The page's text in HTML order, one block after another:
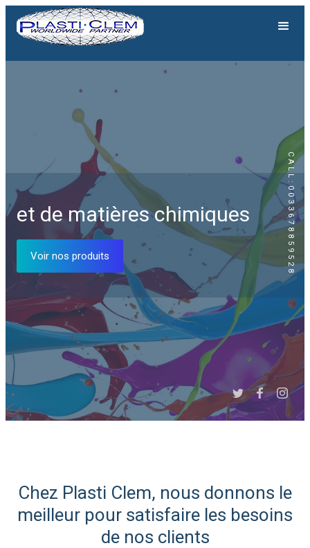
CALL:0033678859528
et de matières chimiques
Voir nos produits
Expert Afrique du Nord et
de l'Ouest
Génération solaire
Equipements solaires
Voir nos produits
Chez Plasti Clem, nous donnons le
meilleur pour satisfaire les besoins
de nos clients